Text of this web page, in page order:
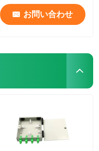
お問い合わせ